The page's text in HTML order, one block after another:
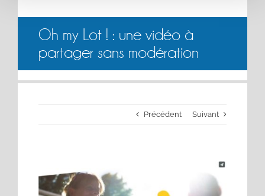
Oh my Lot ! : une vidéo à
partager sans modération
Précédent Suivant
l'image
agrandie